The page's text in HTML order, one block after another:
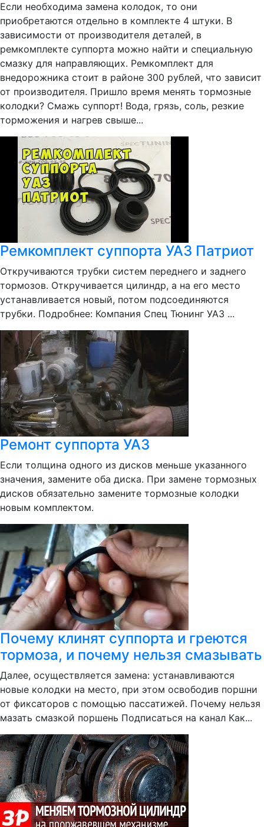
Если необходима замена колодок, то они
приобретаются отдельно в комплекте 4 штуки. В
зависимости от производителя деталей, в
ремкомплекте суппорта можно найти и специальную
смазку для направляющих. Ремкомплект для
внедорожника стоит в районе 300 рублей, что зависит
от производителя. Пришло время менять тормозные
колодки? Смажь суппорт! Вода, грязь, соль, резкие
торможения и нагрев свыше...
Ремкомплект суппорта УАЗ Патриот
Откручиваются трубки систем переднего и заднего
тормозов. Откручивается цилиндр, а на его место
устанавливается новый, потом подсоединяются
трубки. Подробнее: Компания Спец Тюнинг УАЗ ...
Ремонт суппорта УАЗ
Если толщина одного из дисков меньше указанного
значения, замените оба диска. При замене тормозных
дисков обязательно замените тормозные колодки
новым комплектом.
Почему клинят суппорта и грeются
тормоза, и почему нельзя смазывать
Далее, осуществляется замена: устанавливаются
новые колодки на место, при этом освободив поршни
от фиксаторов с помощью пассатижей. Почему нельзя
мазать смазкой поршень Подписаться на канал Как...